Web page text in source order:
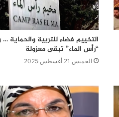
التخييم فضاء للتربية والحماية
“رأس الماء” تبقى معزولة
الخميس 21 أغسطس 2025